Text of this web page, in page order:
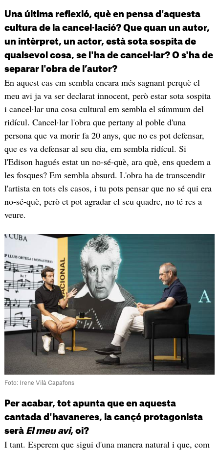
Una última reflexió, què en pensa d'aquesta
cultura de la cancel·lació? Que quan un autor,
un intèrpret, un actor, està sota sospita de
qualsevol cosa, se l'ha de cancel·lar? O s'ha de
separar l'obra de l’autor?
En aquest cas em sembla encara més sagnant perquè el
meu avi ja va ser declarat innocent, però estar sota sospita
i cancel·lar una cosa cultural em sembla el súmmum del
ridícul. Cancel·lar l'obra que pertany al poble d'una
persona que va morir fa 20 anys, que no es pot defensar,
que es va defensar al seu dia, em sembla ridícul. Si
l'Edison hagués estat un no-sé-què, ara què, ens quedem a
les fosques? Em sembla absurd. L'obra ha de transcendir
l'artista en tots els casos, i tu pots pensar que no sé qui era
no-sé-què, però et pot agradar el seu quadre, no té res a
veure.
Foto: Irene Vilà Capafons
Per acabar, tot apunta que en aquesta
cantada d'havaneres, la cançó protagonista
serà El meu avi, oi?
I tant. Esperem que sigui d'una manera natural i que, com